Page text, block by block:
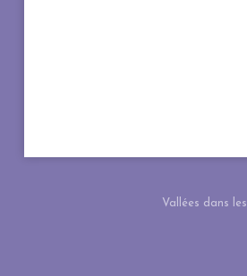
Vallées dans les